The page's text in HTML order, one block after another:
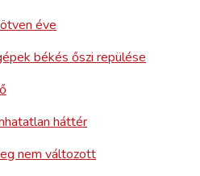
éve
békés őszi repülése
háttér
nem változott